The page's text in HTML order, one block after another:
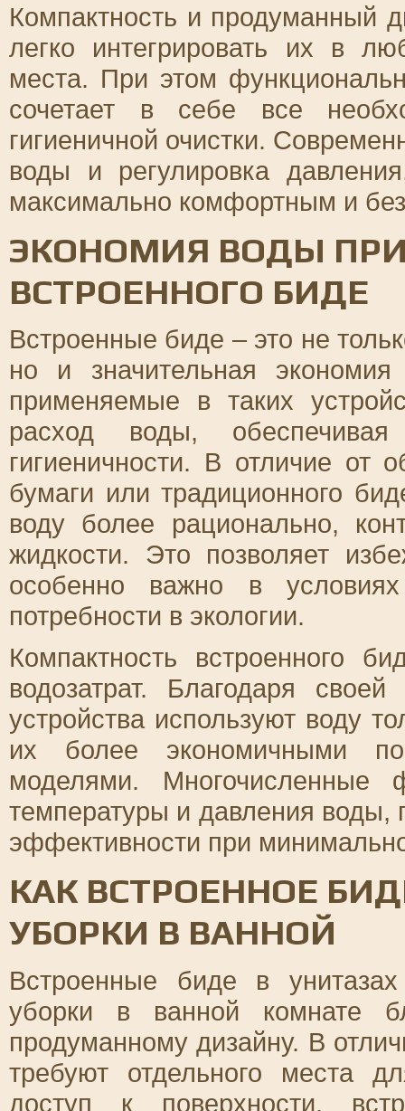
Компактность и продуманный
легко интегрировать их в
места. При этом
сочетает в себе все
гигиеничной очистки.
воды и регулировка
максимально комфортным и
ЭКОНОМИЯ ВОДЫ
ВСТРОЕННОГО БИДЕ
Встроенные биде – это не
но и значительная
применяемые в таких
расход воды,
гигиеничности. В отличие от
бумаги или традиционного
воду более рационально,
жидкости. Это позволяет
особенно важно в
потребности в экологии.
Компактность встроенного
водозатрат. Благодаря
устройства используют воду
их более экономичными
моделями. Многочисленные
температуры и давления воды,
эффективности при
КАК ВСТРОЕННОЕ
УБОРКИ В ВАННОЙ
Встроенные биде в
уборки в ванной комнате
продуманному дизайну. В
требуют отдельного места
доступ к поверхности,